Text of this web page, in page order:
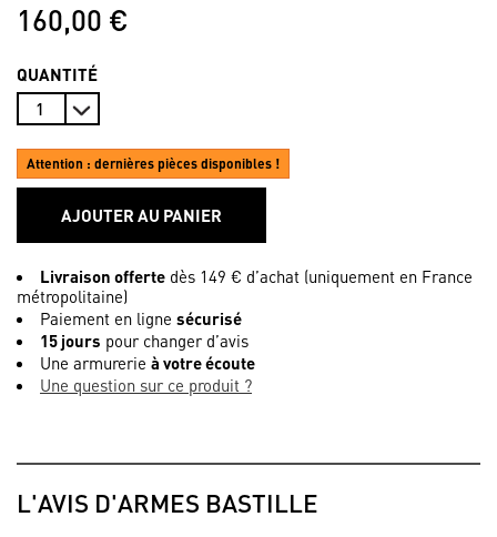
160,00 €
QUANTITÉ
Attention : dernières pièces disponibles !
AJOUTER AU PANIER
Livraison offerte dès 149 € d’achat (uniquement en France
métropolitaine)
Paiement en ligne sécurisé
15 jours pour changer d’avis
Une armurerie à votre écoute
Une question sur ce produit ?
L'AVIS D'ARMES BASTILLE